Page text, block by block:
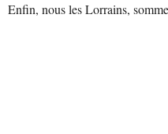
Enfin, nous les Lorrains,